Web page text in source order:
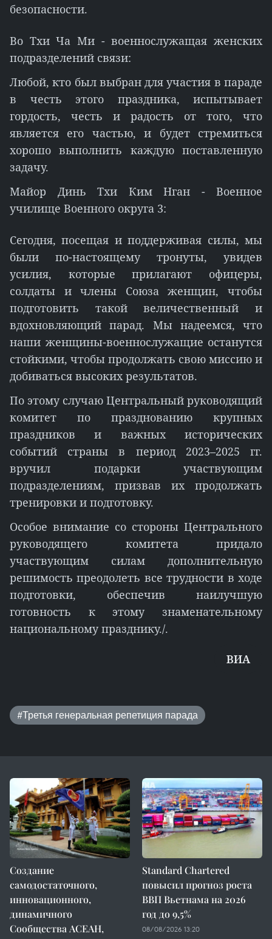
безопасности.
Во Тхи Ча Ми - военнослужащая женских
подразделений связи:
Любой, кто был выбран для участия в параде
в честь этого праздника, испытывает
гордость, честь и радость от того, что
является его частью, и будет стремиться
хорошо выполнить каждую поставленную
задачу.
Майор Динь Тхи Ким Нган - Военное
училище Военного округа 3:
Сегодня, посещая и поддерживая силы, мы
были по-настоящему тронуты, увидев
усилия, которые прилагают офицеры,
солдаты и члены Союза женщин, чтобы
подготовить такой величественный и
вдохновляющий парад. Мы надеемся, что
наши женщины-военнослужащие останутся
стойкими, чтобы продолжать свою миссию и
добиваться высоких результатов.
По этому случаю Центральный руководящий
комитет по празднованию крупных
праздников и важных исторических
событий страны в период 2023–2025 гг.
вручил подарки участвующим
подразделениям, призвав их продолжать
тренировки и подготовку.
Особое внимание со стороны Центрального
руководящего комитета придало
участвующим силам дополнительную
решимость преодолеть все трудности в ходе
подготовки, обеспечив наилучшую
готовность к этому знаменательному
национальному празднику./.
ВИА
#Третья генеральная репетиция парада
Создание
самодостаточного,
инновационного,
динамичного
Сообщества АСЕАН,
Standard Chartered
повысил прогноз роста
ВВП Вьетнама на 2026
год до 9,5%
08/08/2026 13:20